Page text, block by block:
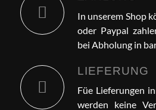
In unserem Shop
oder Paypal
bei Abholung in
LIEFERUNG
Füe Lieferungen
werden keine